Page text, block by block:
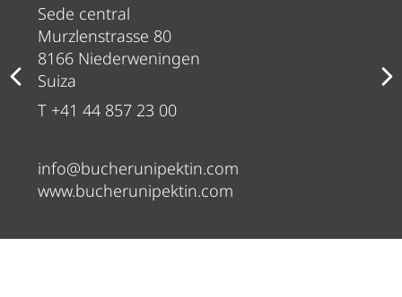
Sede central
Murzlenstrasse 80
8166 Niederweningen
Suiza
T +41 44 857 23 00
info@bucherunipektin.com
www.bucherunipektin.com